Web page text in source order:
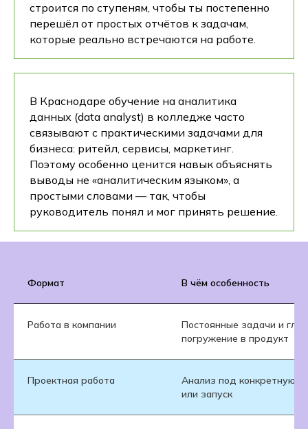
строится по ступеням, чтобы ты постепенно
перешёл от простых отчётов к задачам,
которые реально встречаются на работе.
В Краснодаре обучение на аналитика
данных (data analyst) в колледже часто
связывают с практическими задачами для
бизнеса: ритейл, сервисы, маркетинг.
Поэтому особенно ценится навык объяснять
выводы не «аналитическим языком», а
простыми словами — так, чтобы
руководитель понял и мог принять решение.
Формат В чём особенность
Работа в компании
Постоянные задачи и
погружение в продукт
Проектная работа
Анализ под конкретную
или запуск